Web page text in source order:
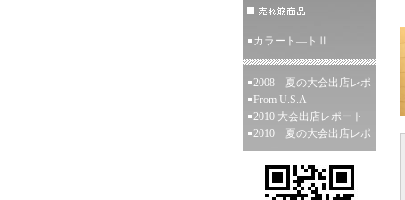
カラート―トⅡ
2008 夏の大会出店レポ
From U.S.A
2010 大会出店レポート
2010 夏の大会出店レポ